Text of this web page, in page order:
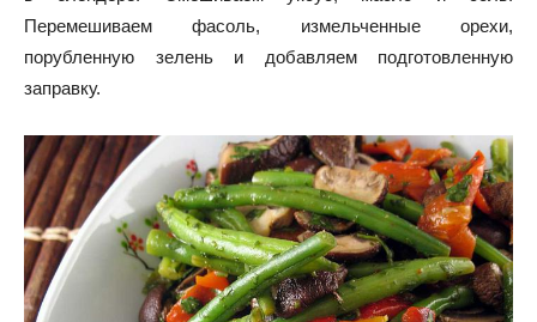
Перемешиваем фасоль, измельченные орехи,
порубленную зелень и добавляем подготовленную
заправку.